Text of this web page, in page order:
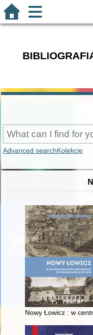
Advanced searchKolekcje
Nowy Łowicz : w